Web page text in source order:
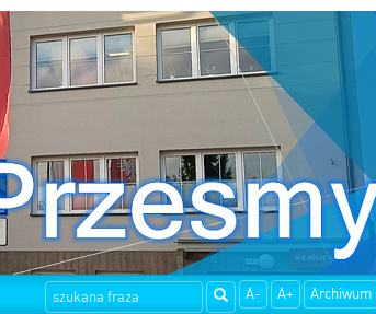
A- A+ Archiwum